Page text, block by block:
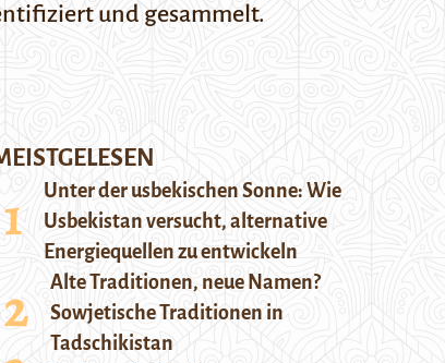
und gesammelt.
Unter der usbekischen Sonne: Wie
Usbekistan versucht, alternative
Energiequellen zu entwickeln
Alte Traditionen, neue Namen?
Sowjetische Traditionen in
Tadschikistan